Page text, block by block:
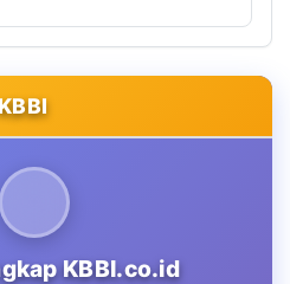
KBBI.co.id